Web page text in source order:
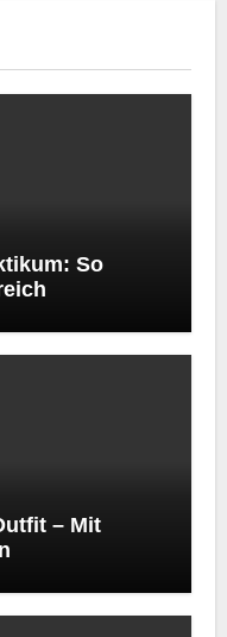
So
– Mit